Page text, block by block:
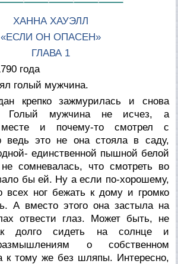
ХАННА ХАУЭЛЛ
«ЕСЛИ ОН ОПАСЕН»
ГЛАВА 1
года
голый мужчина.
крепко зажмурилась и снова
Голый мужчина не исчез, а
и почему-то смотрел с
ведь это не она стояла в саду,
единственной пышной белой
сомневалась, что смотреть во
бы ей. Ну а если по-хорошему,
всех ног бежать к дому и громко
А вместо этого она застыла на
отвести глаз. Может быть, не
долго сидеть на солнце и
о собственном
к тому же без шляпы. Интересно,